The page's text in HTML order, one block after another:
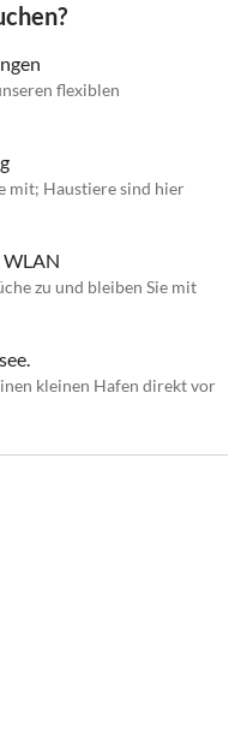
flexiblen
mit; Haustiere sind hier
WLAN
zu und bleiben Sie mit
kleinen Hafen direkt vor